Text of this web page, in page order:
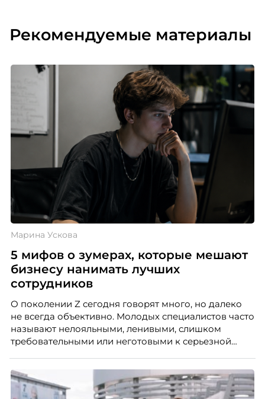
Рекомендуемые материалы
Марина Ускова
5 мифов о зумерах, которые мешают
бизнесу нанимать лучших
сотрудников
О поколении Z сегодня говорят много, но далеко
не всегда объективно. Молодых специалистов часто
называют нелояльными, ленивыми, слишком
требовательными или неготовыми к серьезной
кадровых ошибок. В этой статье Марина Ускова,
руководитель отдела подбора персонала